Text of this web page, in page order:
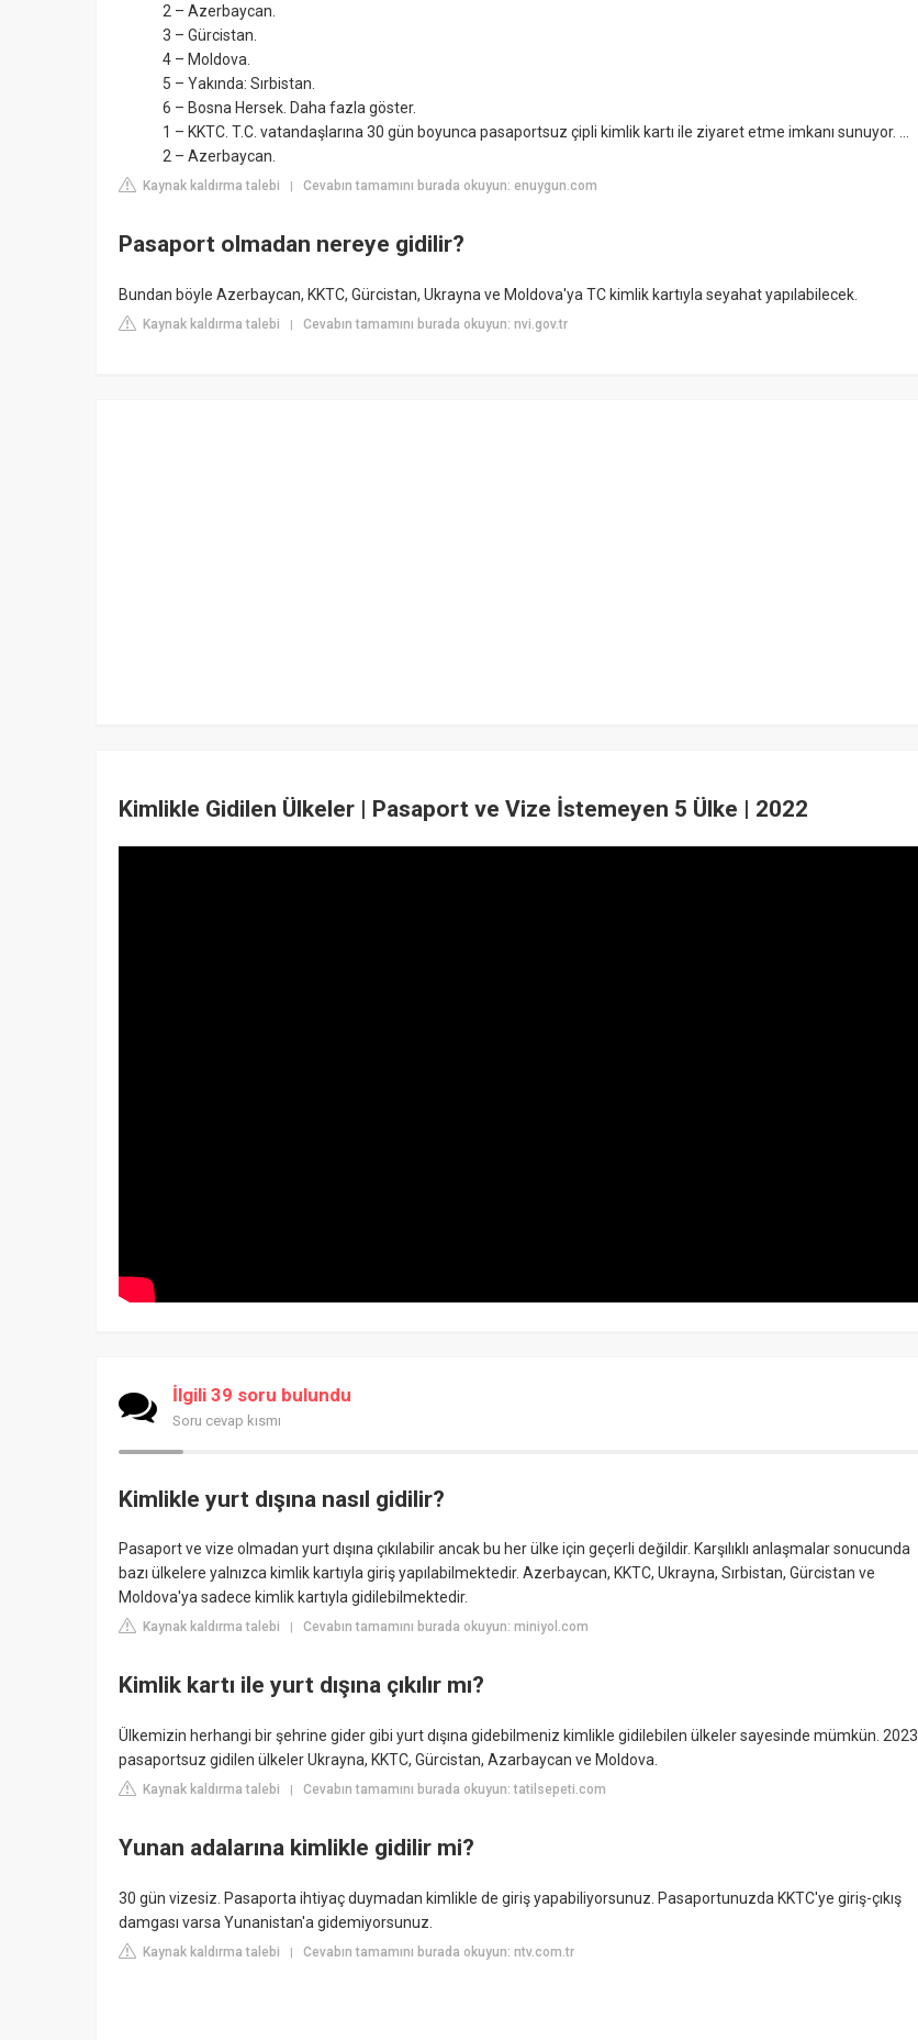
2 – Azerbaycan.
3 – Gürcistan.
4 – Moldova.
5 – Yakında: Sırbistan.
6 – Bosna Hersek. Daha fazla göster.
1 – KKTC. T.C. vatandaşlarına 30 gün boyunca pasaportsuz çipli kimlik kartı ile ziyaret etme imkanı sunuyor. ...
2 – Azerbaycan.
Kaynak kaldırma talebi | Cevabın tamamını burada okuyun: enuygun.com
Pasaport olmadan nereye gidilir?
Bundan böyle Azerbaycan, KKTC, Gürcistan, Ukrayna ve Moldova'ya TC kimlik kartıyla seyahat yapılabilecek.
Kaynak kaldırma talebi | Cevabın tamamını burada okuyun: nvi.gov.tr
Kimlikle Gidilen Ülkeler | Pasaport ve Vize İstemeyen 5 Ülke | 2022
İlgili 39 soru bulundu
Soru cevap kısmı
Kimlikle yurt dışına nasıl gidilir?
Pasaport ve vize olmadan yurt dışına çıkılabilir ancak bu her ülke için geçerli değildir. Karşılıklı anlaşmalar sonucunda
bazı ülkelere yalnızca kimlik kartıyla giriş yapılabilmektedir. Azerbaycan, KKTC, Ukrayna, Sırbistan, Gürcistan ve
Moldova'ya sadece kimlik kartıyla gidilebilmektedir.
Kaynak kaldırma talebi | Cevabın tamamını burada okuyun: miniyol.com
Kimlik kartı ile yurt dışına çıkılır mı?
Ülkemizin herhangi bir şehrine gider gibi yurt dışına gidebilmeniz kimlikle gidilebilen ülkeler sayesinde mümkün. 2023
pasaportsuz gidilen ülkeler Ukrayna, KKTC, Gürcistan, Azarbaycan ve Moldova.
Kaynak kaldırma talebi | Cevabın tamamını burada okuyun: tatilsepeti.com
Yunan adalarına kimlikle gidilir mi?
30 gün vizesiz. Pasaporta ihtiyaç duymadan kimlikle de giriş yapabiliyorsunuz. Pasaportunuzda KKTC'ye giriş-çıkış
damgası varsa Yunanistan'a gidemiyorsunuz.
Kaynak kaldırma talebi | Cevabın tamamını burada okuyun: ntv.com.tr